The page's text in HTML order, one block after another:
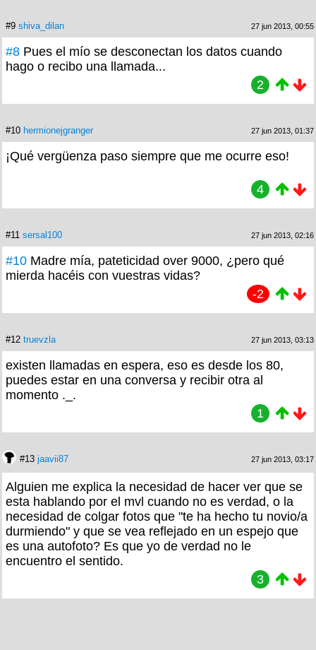
#9 shiva_dilan 27 jun 2013, 00:55
#8 Pues el mío se desconectan los datos cuando
hago o recibo una llamada...
2
#10 hermionejgranger 27 jun 2013, 01:37
¡Qué vergüenza paso siempre que me ocurre eso!
4
#11 sersal100 27 jun 2013, 02:16
#10 Madre mía, pateticidad over 9000, ¿pero qué
mierda hacéis con vuestras vidas?
-2
#12 truevzla 27 jun 2013, 03:13
existen llamadas en espera, eso es desde los 80,
puedes estar en una conversa y recibir otra al
momento ._.
1
#13 jaavii87 27 jun 2013, 03:17
Alguien me explica la necesidad de hacer ver que se
esta hablando por el mvl cuando no es verdad, o la
necesidad de colgar fotos que "te ha hecho tu novio/a
durmiendo" y que se vea reflejado en un espejo que
es una autofoto? Es que yo de verdad no le
encuentro el sentido.
3